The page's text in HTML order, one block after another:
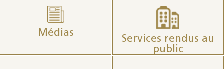
Médias
Services rendus au
public